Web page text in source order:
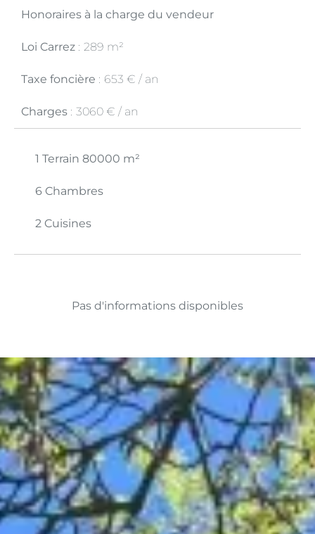
Honoraires à la charge du vendeur
Loi Carrez 289 m²
Taxe foncière 653 € / an
Charges 3060 € / an
1 Terrain 80000 m²
6 Chambres
2 Cuisines
Pas d'informations disponibles